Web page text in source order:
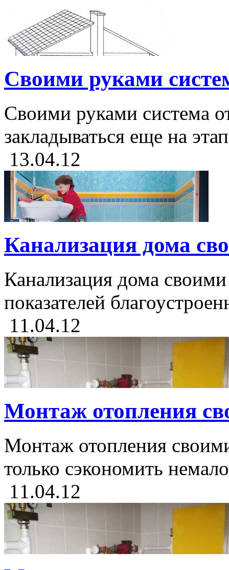
Своими руками
Своими руками система
закладываться еще на
13.04.12
Канализация дома
Канализация дома
показателей
11.04.12
Монтаж отопления
Монтаж отопления
только сэкономить
11.04.12